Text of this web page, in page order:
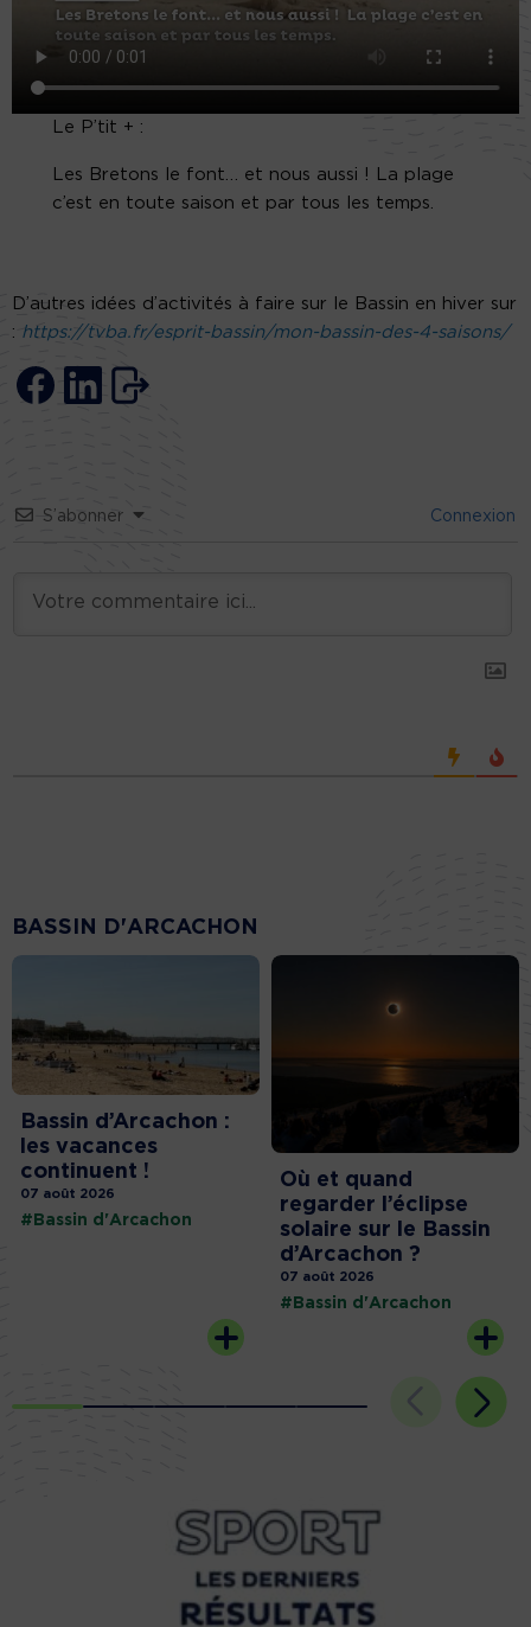
Le P’tit + :
Les Bretons le font… et nous aussi ! La plage
c’est en toute saison et par tous les temps.
D’autres idées d’activités à faire sur le Bassin en hiver sur
: https://tvba.fr/esprit-bassin/mon-bassin-des-4-saisons/
S’abonner Connexion
BASSIN D'ARCACHON
Bassin d’Arcachon :
les vacances
continuent !
07 août 2026
#Bassin d'Arcachon
Où et quand
regarder l’éclipse
solaire sur le Bassin
d’Arcachon ?
07 août 2026
#Bassin d'Arcachon